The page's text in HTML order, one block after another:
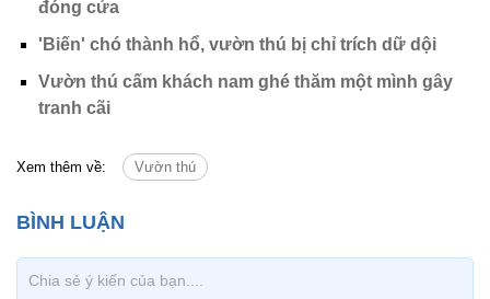
đóng cửa
'Biến' chó thành hổ, vườn thú bị chỉ trích dữ dội
Vườn thú cấm khách nam ghé thăm một mình gây
tranh cãi
Xem thêm về: Vườn thú